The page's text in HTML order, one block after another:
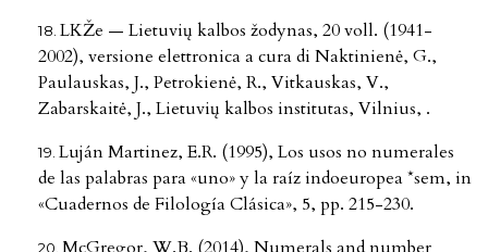
LKŽe — Lietuvių kalbos žodynas, 20 voll. (1941-
2002), versione elettronica a cura di Naktinienė, G.,
Paulauskas, J., Petrokienė, R., Vitkauskas, V.,
Zabarskaitė, J., Lietuvių kalbos institutas, Vilnius, .
Luján Martinez, E.R. (1995), Los usos no numerales
de las palabras para «uno» y la raíz indoeuropea *sem, in
«Cuadernos de Filología Clásica», 5, pp. 215-230.